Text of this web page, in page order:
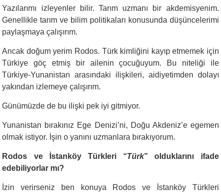
Yazılarımı izleyenler bilir. Tarım uzmanı bir akdemisyenim.
Genellikle tarım ve bilim politikaları konusunda düşüncelerimi
paylaşmaya çalışırım.
Ancak doğum yerim Rodos. Türk kimliğini kayıp etmemek için
Türkiye göç etmiş bir ailenin çocuğuyum. Bu niteliği ile
Türkiye-Yunanistan arasındaki ilişkileri, aidiyetimden dolayı
yakından izlemeye çalışırım.
Günümüzde de bu ilişki pek iyi gitmiyor.
Yunanistan bırakınız Ege Denizi’ni, Doğu Akdeniz’e egemen
olmak istiyor. İşin o yanını uzmanlara bırakıyorum.
Rodos ve İstanköy Türkleri “Türk” olduklarını ifade
edebiliyorlar mı?
İzin verirseniz ben konuya Rodos ve İstanköy Türkleri